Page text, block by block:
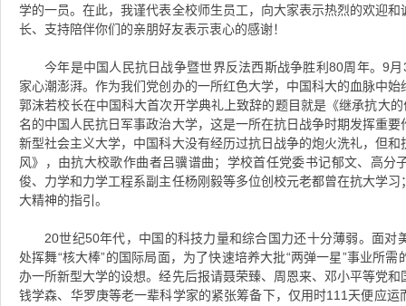
学的一员。在此，我谨代表全校师生员工，向大家表示热烈的欢迎
长、支持陪伴你们的亲朋好友表示衷心的感谢！
今年是中国人民抗日战争暨世界反法西斯战争胜利80周年。9
家心潮澎湃。作为我们党创办的一所红色大学，中国科大的血脉中
郭沫若校长在中国科大首次开学典礼上致辞的题目就是《继承抗大
名的中国人民抗日军事政治大学，这是一所在抗日战争时期发挥重
新型社会主义大学，中国科大没有经历过抗日战争的炮火洗礼，但
风》，由抗大校歌作曲者吕骥谱曲；学校首任党委书记郁文、高分
俊、力学和力学工程系副主任杨刚毅等多位创校元老都曾在抗大学
大精神的指引。
20世纪50年代，中国的科技力量和综合国力还十分薄弱。面对
处挥舞“核大棒”的国际局面，为了快速培养大批“两弹一星”事业所
办一所新型大学的设想。经先后报请聂荣臻、周恩来、邓小平等党
钱学森、华罗庚等老一辈科学家的紧张筹备下，仅用时111天便应